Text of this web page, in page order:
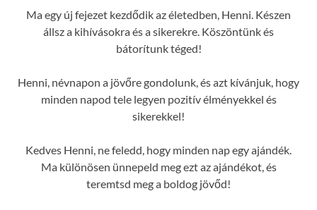
Ma egy új fejezet kezdődik az életedben, Henni. Készen
állsz a kihívásokra és a sikerekre. Köszöntünk és
bátorítunk téged!
Henni, névnapon a jövőre gondolunk, és azt kívánjuk, hogy
minden napod tele legyen pozitív élményekkel és
sikerekkel!
Kedves Henni, ne feledd, hogy minden nap egy ajándék.
Ma különösen ünnepeld meg ezt az ajándékot, és
teremtsd meg a boldog jövőd!